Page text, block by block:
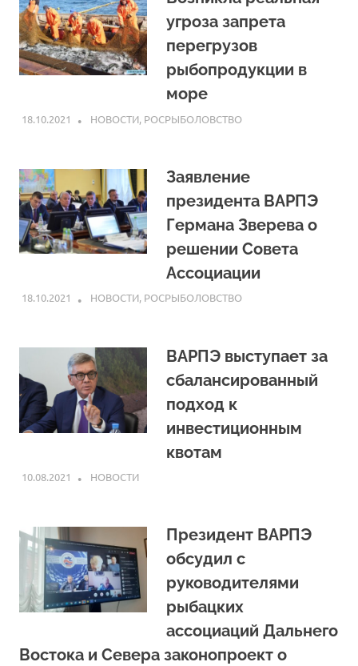
угроза запрета
перегрузов
рыбопродукции в
море
18.10.2021 ARPP
НОВОСТИ, РОСРЫБОЛОВСТВО
Заявление
президента ВАРПЭ
Германа Зверева о
решении Совета
Ассоциации
18.10.2021 ARPP
НОВОСТИ, РОСРЫБОЛОВСТВО
ВАРПЭ выступает за
сбалансированный
подход к
инвестиционным
квотам
10.08.2021 ARPP
НОВОСТИ
Президент ВАРПЭ
обсудил с
руководителями
рыбацких
ассоциаций Дальнего
Востока и Севера законопроект о